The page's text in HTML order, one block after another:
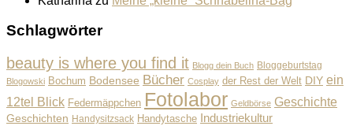
Schlagwörter
beauty is where you find it Blogg dein Buch Bloggeburtstag
Blogowski Bochum Bodensee Bücher Cosplay der Rest der Welt DIY ein
12tel Blick Federmäppchen Fotolabor Geldbörse Geschichte
Geschichten Handysitzsack Handytasche Industriekultur